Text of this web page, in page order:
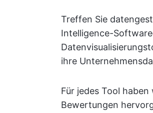
Treffen Sie
Intelligence-
ihre
Für jedes Tool
Bewertungen